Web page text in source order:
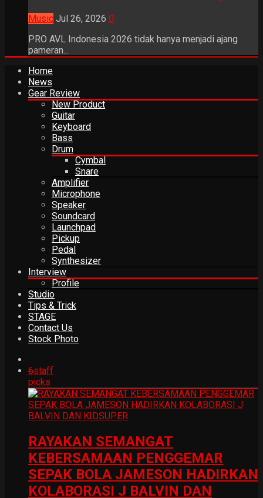
Music Jul 26, 2026 0
PRO AVL Indonesia 2026 tidak hanya menjadi ajang
pameran...
Home
News
Gear Review
New Product
Guitar
Keyboard
Bass
Drum
Cymbal
Snare
Amplifier
Microphone
Speaker
Soundcard
Launchpad
Pickup
Pedal
Synthesizer
Interview
Profile
Studio
Tips & Trick
STAGE
Contact Us
Stock Photo
6staff
picks
RAYAKAN SEMANGAT
KEBERSAMAAN PENGGEMAR
SEPAK BOLA JAMESON HADIRKAN
KOLABORASI J BALVIN DAN